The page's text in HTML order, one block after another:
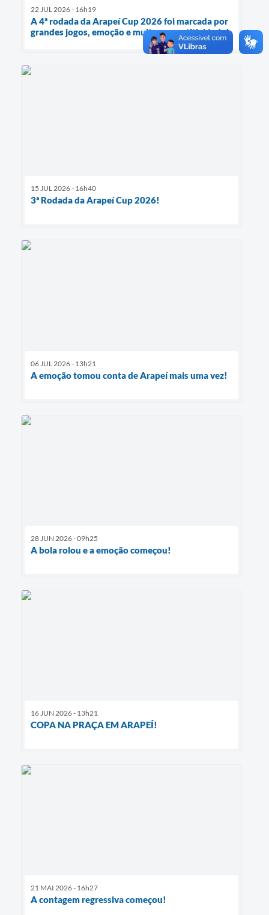
22 JUL 2026 - 16h19
A 4ª rodada da Arapeí Cup 2026 foi marcada por
grandes jogos, emoção e muita competitividade!
15 JUL 2026 - 16h40
3ª Rodada da Arapeí Cup 2026!
06 JUL 2026 - 13h21
A emoção tomou conta de Arapeí mais uma vez!
28 JUN 2026 - 09h25
A bola rolou e a emoção começou!
16 JUN 2026 - 13h21
COPA NA PRAÇA EM ARAPEÍ!
21 MAI 2026 - 16h27
A contagem regressiva começou!